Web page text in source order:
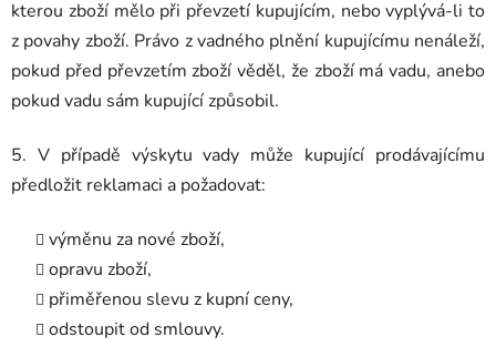
kterou zboží mělo při převzetí kupujícím, nebo vyplývá-li to
z povahy zboží. Právo z vadného plnění kupujícímu nenáleží,
pokud před převzetím zboží věděl, že zboží má vadu, anebo
pokud vadu sám kupující způsobil.
5. V případě výskytu vady může kupující prodávajícímu
předložit reklamaci a požadovat:
výměnu za nové zboží,
opravu zboží,
přiměřenou slevu z kupní ceny,
odstoupit od smlouvy.